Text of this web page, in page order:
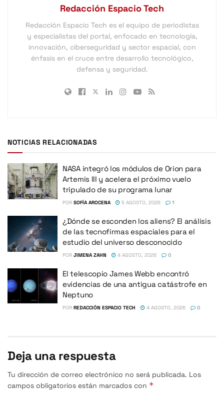
Redacción Espacio Tech
Redacción Espacio Tech es el equipo de periodistas
y especialistas del portal, enfocado en tecnología,
innovación, ciberseguridad y sector espacial, con
énfasis en el cruce entre desarrollo tecnológico,
defensa y seguridad.
NOTICIAS RELACIONADAS
NASA integró los módulos de Orion para
Artemis III y acelera el próximo vuelo
tripulado de su programa lunar
POR SOFÍA AROCENA 5 AGOSTO, 2026 1
¿Dónde se esconden los aliens? El análisis
de las tecnofirmas espaciales para el
estudio del universo desconocido
POR JIMENA ZAHN 4 AGOSTO, 2026 0
El telescopio James Webb encontró
evidencias de una antigua catástrofe en
Neptuno
POR REDACCIÓN ESPACIO TECH 4 AGOSTO, 2026 0
Deja una respuesta
Tu dirección de correo electrónico no será publicada. Los
campos obligatorios están marcados con *